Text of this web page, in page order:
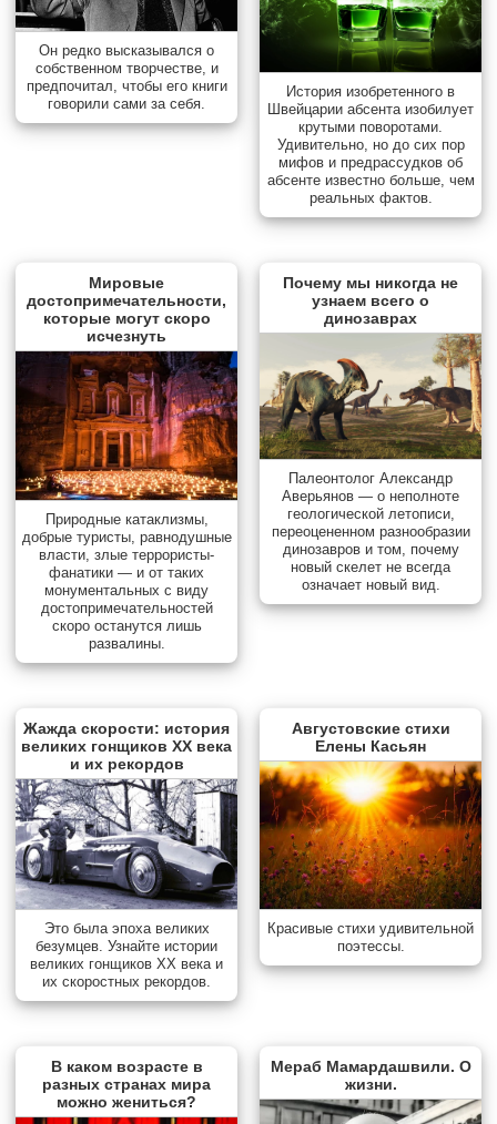
Он редко высказывался о
собственном творчестве, и
предпочитал, чтобы его книги
говорили сами за себя.
История изобретенного в
Швейцарии абсента изобилует
крутыми поворотами.
Удивительно, но до сих пор
мифов и предрассудков об
абсенте известно больше, чем
реальных фактов.
Мировые
достопримечательности,
которые могут скоро
исчезнуть
Природные катаклизмы,
добрые туристы, равнодушные
власти, злые террористы-
фанатики — и от таких
монументальных с виду
достопримечательностей
скоро останутся лишь
развалины.
Почему мы никогда не
узнаем всего о
динозаврах
Палеонтолог Александр
Аверьянов — о неполноте
геологической летописи,
переоцененном разнообразии
динозавров и том, почему
новый скелет не всегда
означает новый вид.
Жажда скорости: история
великих гонщиков XX века
и их рекордов
Это была эпоха великих
безумцев. Узнайте истории
великих гонщиков XX века и
их скоростных рекордов.
Августовские стихи
Елены Касьян
Красивые стихи удивительной
поэтессы.
В каком возрасте в
разных странах мира
можно жениться?
Мераб Мамардашвили. О
жизни.